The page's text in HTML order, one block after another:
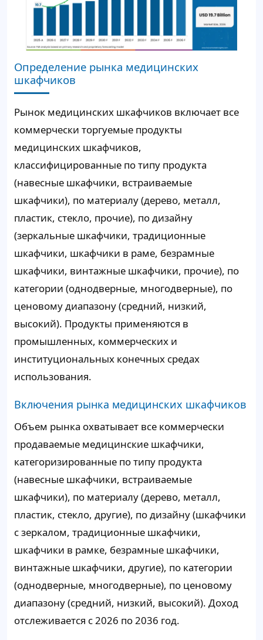
Определение рынка медицинских
шкафчиков
Рынок медицинских шкафчиков включает все
коммерчески торгуемые продукты
медицинских шкафчиков,
классифицированные по типу продукта
(навесные шкафчики, встраиваемые
шкафчики), по материалу (дерево, металл,
пластик, стекло, прочие), по дизайну
(зеркальные шкафчики, традиционные
шкафчики, шкафчики в раме, безрамные
шкафчики, винтажные шкафчики, прочие), по
категории (однодверные, многодверные), по
ценовому диапазону (средний, низкий,
высокий). Продукты применяются в
промышленных, коммерческих и
институциональных конечных средах
использования.
Включения рынка медицинских шкафчиков
Объем рынка охватывает все коммерчески
продаваемые медицинские шкафчики,
категоризированные по типу продукта
(навесные шкафчики, встраиваемые
шкафчики), по материалу (дерево, металл,
пластик, стекло, другие), по дизайну (шкафчики
с зеркалом, традиционные шкафчики,
шкафчики в рамке, безрамные шкафчики,
винтажные шкафчики, другие), по категории
(однодверные, многодверные), по ценовому
диапазону (средний, низкий, высокий). Доход
отслеживается с 2026 по 2036 год.